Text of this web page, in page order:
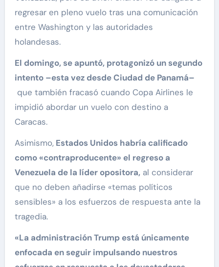
regresar en pleno vuelo tras una comunicación
entre Washington y las autoridades
holandesas.
El domingo, se apuntó, protagonizó un segundo
intento –esta vez desde Ciudad de Panamá–
que también fracasó cuando Copa Airlines le
impidió abordar un vuelo con destino a
Caracas.
Asimismo,Estados Unidos habría calificado
como «contraproducente» el regreso a
Venezuela de la líder opositora,al considerar
que no deben añadirse «temas políticos
sensibles» a los esfuerzos de respuesta ante la
tragedia.
«La administración Trump está únicamente
enfocada en seguir impulsando nuestros